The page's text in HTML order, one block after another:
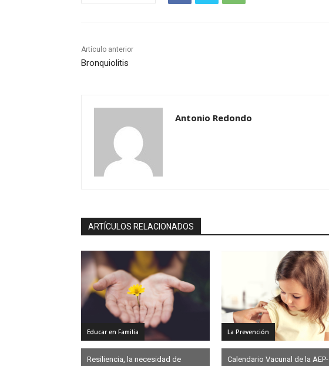
Artículo anterior
Bronquiolitis
Antonio Redondo
ARTÍCULOS RELACIONADOS
Educar en Familia
Resiliencia, la necesidad de
La Prevención
Calendario Vacunal de la AEP-